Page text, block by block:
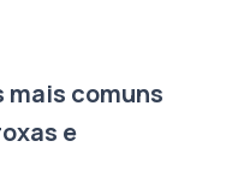
comuns
e